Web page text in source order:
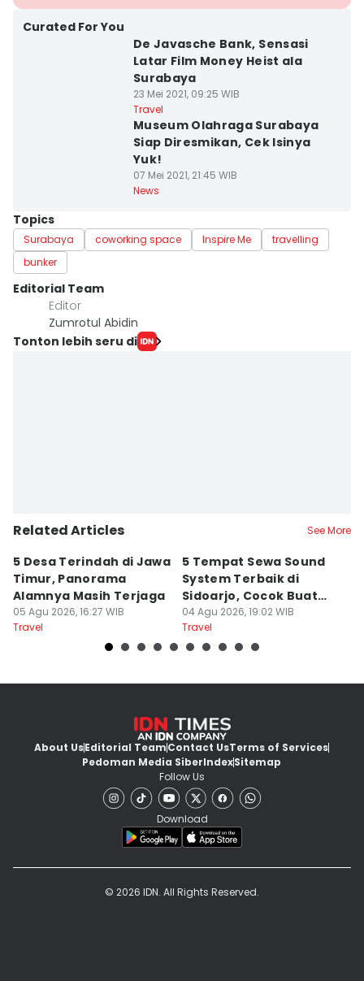
Curated For You
De Javasche Bank, Sensasi
Latar Film Money Heist ala
Surabaya
23 Mei 2021, 09:25 WIB
Travel
Museum Olahraga Surabaya
Siap Diresmikan, Cek Isinya
Yuk!
07 Mei 2021, 21:45 WIB
News
Topics
Surabaya coworking space Inspire Me
travelling
bunker
Editorial Team
Editor
Zumrotul Abidin
Tonton lebih seru di
Related Articles See More
5 Desa Terindah di Jawa
Timur, Panorama
Alamnya Masih Terjaga
05 Agu 2026, 16:27 WIB
Travel
5 Tempat Sewa Sound
System Terbaik di
Sidoarjo, Cocok Buat
Agustusan
04 Agu 2026, 19:02 WIB
Travel
About UsEditorial TeamContact UsTerms of Services
Pedoman Media SiberIndexSitemap
Follow Us
Download
© 2026 IDN. All Rights Reserved.